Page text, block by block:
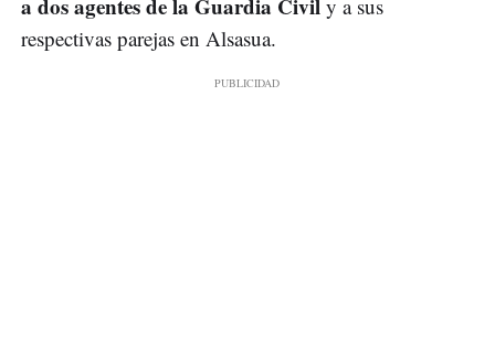
a dos agentes de la Guardia Civil y a sus
respectivas parejas en Alsasua.